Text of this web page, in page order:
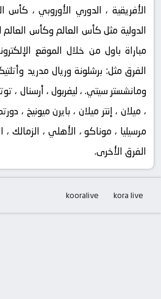
الأفريقية ، الدوري الأوروبي ، كأس
الدولية مثل كأس العالم وكأس العالم
مباراة باول من خلال الموقع
الفرق مثل: برشلونة وريال مدريد
ومانشستر سيتي. ، ليفربول ، أرسنال ،
، ميلان ، إنتر ميلان ، بايرن ميونيخ ،
مرسيليا ، موناكو ، الأهلي ، الزمالك ،
الفرق الأخرى.
kora live
kooralive